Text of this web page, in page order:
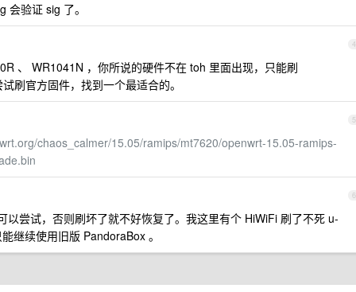
会验证 sig 了。
4
、 WR1041N ，你所说的硬件不在 toh 里面出现，只能刷
刷官方固件，找到一个最适合的。
5
chaos_calmer/15.05/ramips/mt7620/openwrt-15.05-ramips-
6
以尝试，否则刷坏了就不好恢复了。我这里有个 HiWiFi 刷了不死 u-
继续使用旧版 PandoraBox 。